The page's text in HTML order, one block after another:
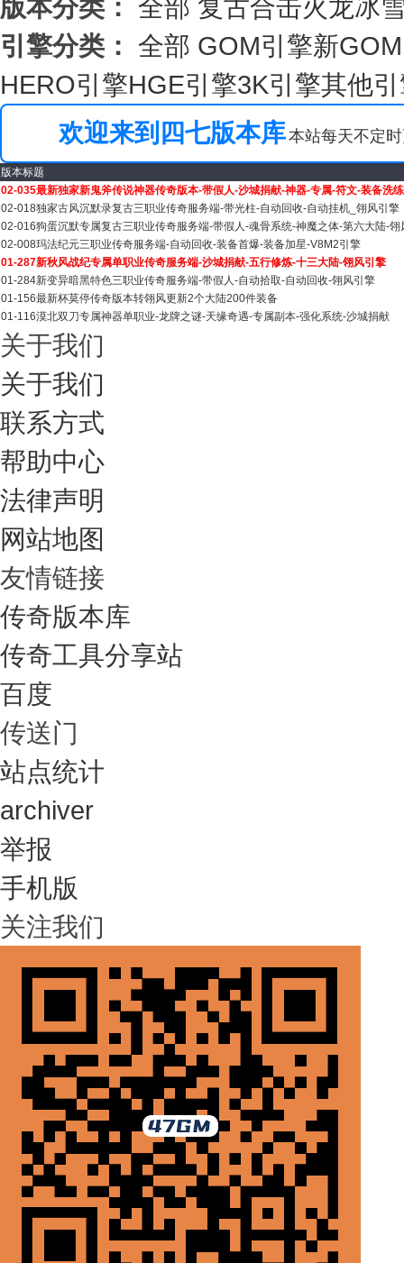
版本分类： 全部 复古合击火龙冰
引擎分类： 全部 GOM引擎新
HERO引擎HGE引擎3K引擎其他
欢迎来到四七版本库本站每天不定时更
版本标题
02-035最新独家新鬼斧传说神器传奇版本-带假人-沙城捐献-神器-专属-符文-装备洗
02-018独家古风沉默录复古三职业传奇服务端-带光柱-自动回收-自动挂机_翎风引擎
02-016狗蛋沉默专属复古三职业传奇服务端-带假人-魂骨系统-神魔之体-第六大陆-翎
02-008玛法纪元三职业传奇服务端-自动回收-装备首爆-装备加星-V8M2引擎
01-287新秋风战纪专属单职业传奇服务端-沙城捐献-五行修炼-十三大陆-翎风引擎
01-284新变异暗黑特色三职业传奇服务端-带假人-自动拾取-自动回收-翎风引擎
01-156最新杯莫停传奇版本转翎风更新2个大陆200件装备
01-116漠北双刀专属神器单职业-龙牌之谜-天缘奇遇-专属副本-强化系统-沙城捐献
关于我们
关于我们
联系方式
帮助中心
法律声明
网站地图
友情链接
传奇版本库
传奇工具分享站
百度
传送门
站点统计
archiver
举报
手机版
关注我们